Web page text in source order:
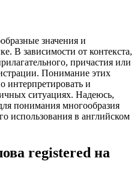
значения и
В зависимости от контекста,
причастия или
Понимание этих
интерпретировать и
ситуациях. Надеюсь,
понимания многообразия
использования в английском
registered на